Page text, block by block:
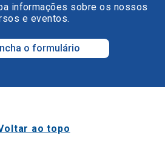
informações sobre os nossos
e eventos.
o formulário
ao topo